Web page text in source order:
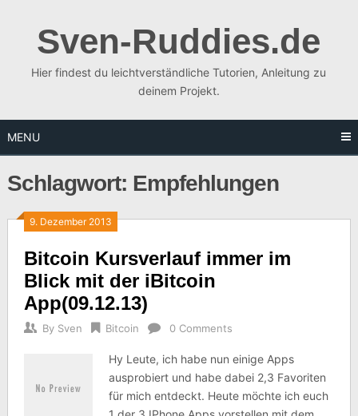
contentSven-Ruddies.de
Hier findest du leichtverständliche Tutorien, Anleitung zu
deinem Projekt.
MENU
Schlagwort: Empfehlungen
9. Dezember 2013
Bitcoin Kursverlauf immer im
Blick mit der iBitcoin
App(09.12.13)
By Sven Bitcoin 0 Comments
Hy Leute, ich habe nun einige Apps
ausprobiert und habe dabei 2,3 Favoriten
für mich entdeckt. Heute möchte ich euch